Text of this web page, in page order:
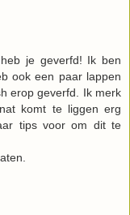
je geverfd! Ik ben
ook een paar lappen
erop geverfd. Ik merk
komt te liggen erg
tips voor om dit te